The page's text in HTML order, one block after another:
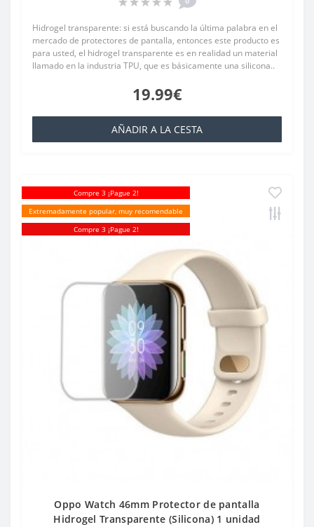
Hidrogel transparente: si está buscando la última palabra en el
mercado de protectores de pantalla, entonces este producto es
para usted, el hidrogel transparente es en realidad un material
llamado en la industria TPU, que es básicamente una silicona..
19.99€
AÑADIR A LA CESTA
Compre 3 ¡Pague 2!
Extremadamente popular, muy recomendable
Compre 3 ¡Pague 2!
Oppo Watch 46mm Protector de pantalla
Hidrogel Transparente (Silicona) 1 unidad